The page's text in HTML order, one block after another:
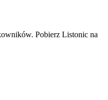
Pobierz Listonic na